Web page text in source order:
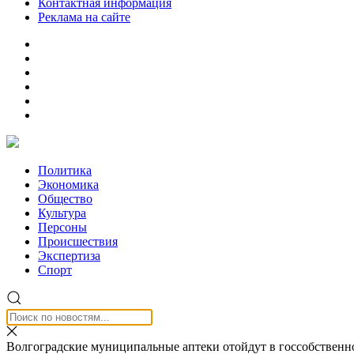
Контактная информация
Реклама на сайте
Политика
Экономика
Общество
Культура
Персоны
Происшествия
Экспертиза
Спорт
Волгоградские муниципальные аптеки отойдут в